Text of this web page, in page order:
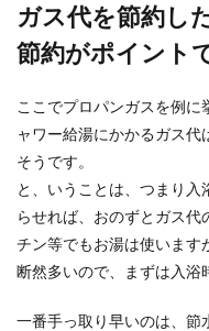
ガス代を節約し
節約がポイント
ここでプロパンガスを例
ャワー給湯にかかるガス
そうです。
と、いうことは、つまり
らせれば、おのずとガス代
チン等でもお湯は使います
断然多いので、まずは入浴
一番手っ取り早いのは、節